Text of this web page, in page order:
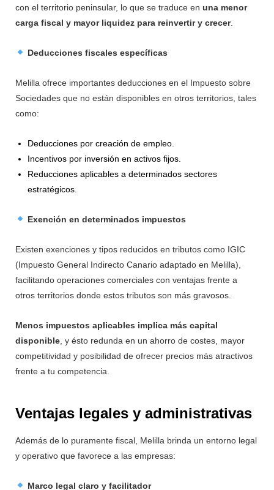
con el territorio peninsular, lo que se traduce en una menor
carga fiscal y mayor liquidez para reinvertir y crecer.
Deducciones fiscales específicas
Melilla ofrece importantes deducciones en el Impuesto sobre
Sociedades que no están disponibles en otros territorios, tales
como:
Deducciones por creación de empleo.
Incentivos por inversión en activos fijos.
Reducciones aplicables a determinados sectores
estratégicos.
Exención en determinados impuestos
Existen exenciones y tipos reducidos en tributos como IGIC
(Impuesto General Indirecto Canario adaptado en Melilla),
facilitando operaciones comerciales con ventajas frente a
otros territorios donde estos tributos son más gravosos.
Menos impuestos aplicables implica más capital
disponible , y ésto redunda en un ahorro de costes, mayor
competitividad y posibilidad de ofrecer precios más atractivos
frente a tu competencia.
Ventajas legales y administrativas
Además de lo puramente fiscal, Melilla brinda un entorno legal
y operativo que favorece a las empresas:
Marco legal claro y facilitador